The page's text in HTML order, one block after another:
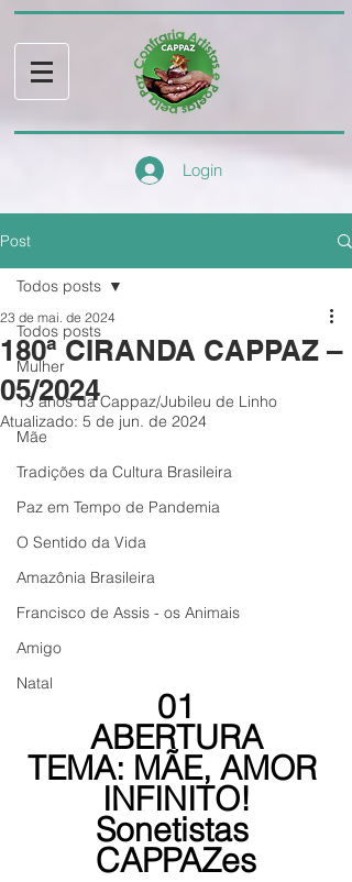
Login
Post
Todos posts
Mulher
13 anos da Cappaz/Jubileu de Linho
Mãe
Tradições da Cultura Brasileira
Paz em Tempo de Pandemia
O Sentido da Vida
Amazônia Brasileira
Francisco de Assis - os Animais
Amigo
Natal
Todos posts
180ª CIRANDA CAPPAZ –
05/2024
23 de mai. de 2024
Atualizado: 5 de jun. de 2024
01
ABERTURA
TEMA: MÃE, AMOR
INFINITO!
Sonetistas
CAPPAZes